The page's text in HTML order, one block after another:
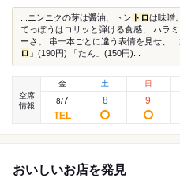
...ニンニクの芽は醤油、トン トロは味噌
てっぽうはコリッと弾ける食感、 ハラ
ーさ。 串一本ごとに違う表情を見せ、
ロ 」(190円) 「たん」(150円)...
空席
情報
金
8/7
土
8
日
9
おいしいお店を発見